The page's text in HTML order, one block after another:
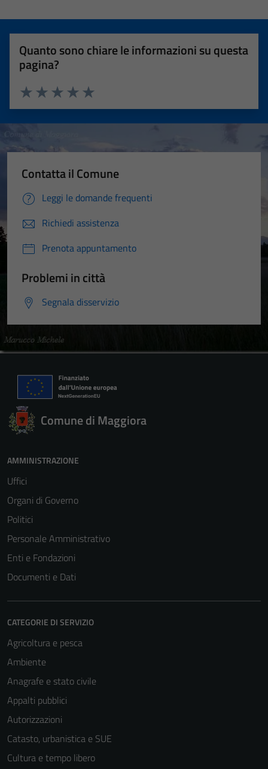
Quanto sono chiare le informazioni su questa
pagina?
Valuta 5 stelle su 5
Valuta 4 stelle su 5
Valuta 3 stelle su 5
Valuta 2 stelle su 5
Valuta 1 stelle su 5
Contatta il Comune
Leggi le domande frequenti
Richiedi assistenza
Prenota appuntamento
Problemi in città
Segnala disservizio
Comune di Maggiora
AMMINISTRAZIONE
Uffici
Organi di Governo
Politici
Personale Amministrativo
Enti e Fondazioni
Documenti e Dati
CATEGORIE DI SERVIZIO
Agricoltura e pesca
Ambiente
Anagrafe e stato civile
Appalti pubblici
Autorizzazioni
Catasto, urbanistica e SUE
Cultura e tempo libero